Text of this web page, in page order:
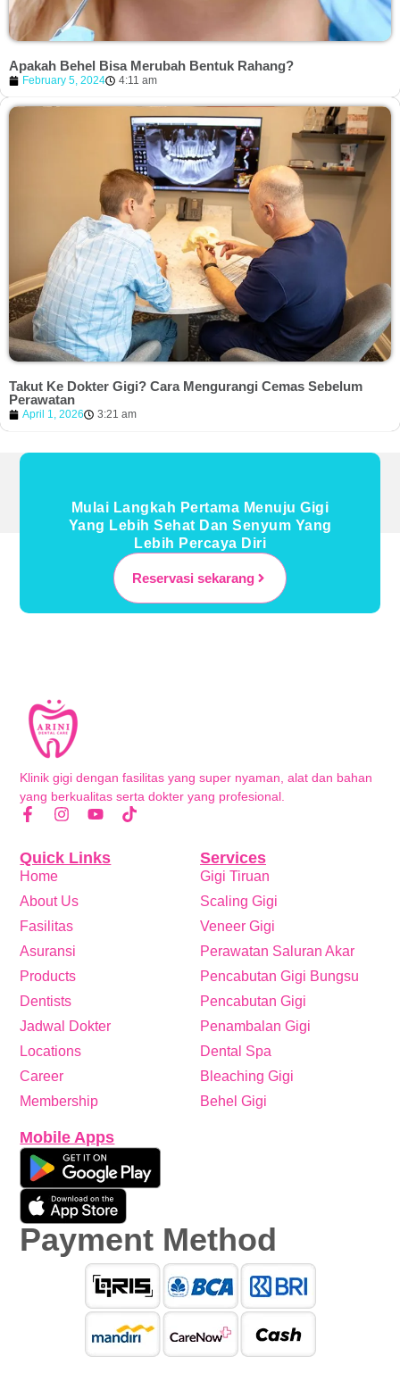
Apakah Behel Bisa Merubah Bentuk Rahang?
February 5, 2024 4:11 am
Takut Ke Dokter Gigi? Cara Mengurangi Cemas Sebelum
Perawatan
April 1, 2026 3:21 am
Mulai Langkah Pertama Menuju Gigi
Yang Lebih Sehat Dan Senyum Yang
Lebih Percaya Diri
Reservasi sekarang
Klinik gigi dengan fasilitas yang super nyaman, alat dan bahan
yang berkualitas serta dokter yang profesional.
Services
Gigi Tiruan
Scaling Gigi
Veneer Gigi
Perawatan Saluran Akar
Pencabutan Gigi Bungsu
Pencabutan Gigi
Penambalan Gigi
Dental Spa
Bleaching Gigi
Behel Gigi
Quick Links
Home
About Us
Fasilitas
Asuransi
Products
Dentists
Jadwal Dokter
Locations
Career
Membership
Mobile Apps
Payment Method